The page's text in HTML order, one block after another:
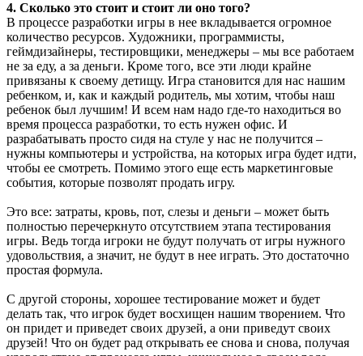
4. Сколько это стоит и стоит ли оно того?
В процессе разработки игры в нее вкладывается огромное
количество ресурсов. Художники, программисты,
геймдизайнеры, тестировщики, менеджеры – мы все работаем
не за еду, а за деньги. Кроме того, все эти люди крайне
привязаны к своему детищу. Игра становится для нас нашим
ребенком, и, как и каждый родитель, мы хотим, чтобы наш
ребенок был лучшим! И всем нам надо где-то находиться во
время процесса разработки, то есть нужен офис. И
разрабатывать просто сидя на стуле у нас не получится –
нужны компьютеры и устройства, на которых игра будет идти,
чтобы ее смотреть. Помимо этого еще есть маркетинговые
события, которые позволят продать игру.
Это все: затраты, кровь, пот, слезы и деньги – может быть
полностью перечеркнуто отсутствием этапа тестирования
игры. Ведь тогда игроки не будут получать от игры нужного
удовольствия, а значит, не будут в нее играть. Это достаточно
простая формула.
С другой стороны, хорошее тестирование может и будет
делать так, что игрок будет восхищен нашим творением. Что
он придет и приведет своих друзей, а они приведут своих
друзей! Что он будет рад открывать ее снова и снова, получая